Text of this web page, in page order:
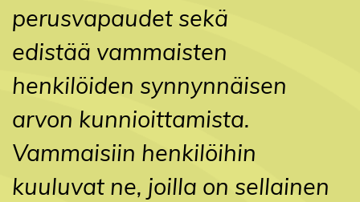
perusvapaudet sekä
edistää vammaisten
henkilöiden synnynnäisen
arvon kunnioittamista.
Vammaisiin henkilöihin
kuuluvat ne, joilla on sellainen